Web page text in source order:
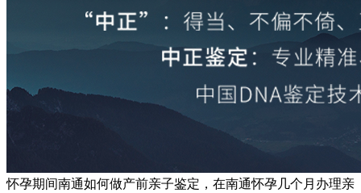
怀孕期间南通如何做产前亲子鉴定，在南通怀孕几个月办理亲